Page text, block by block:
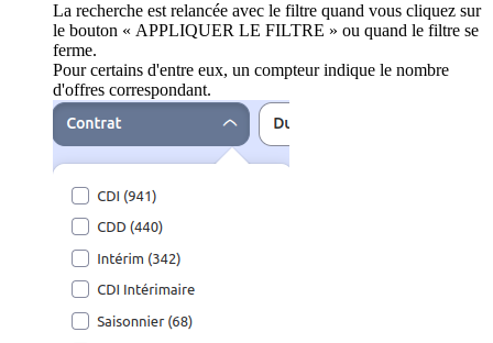
La recherche est relancée avec le filtre quand vous cliquez sur
le bouton « APPLIQUER LE FILTRE » ou quand le filtre se
ferme.
Pour certains d'entre eux, un compteur indique le nombre
d'offres correspondant.